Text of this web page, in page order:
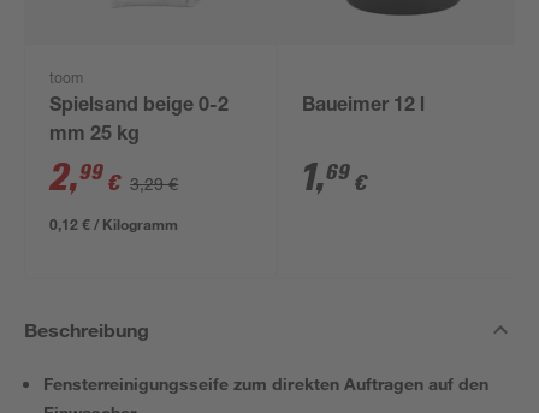
toom
Spielsand beige 0-2
mm 25 kg
2,99 € 3,29 €
0,12 € / Kilogramm
Baueimer 12 l
1,69 €
Beschreibung
Fensterreinigungsseife zum direkten Auftragen auf den